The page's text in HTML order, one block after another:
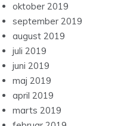
oktober 2019
september 2019
august 2019
juli 2019
juni 2019
maj 2019
april 2019
marts 2019